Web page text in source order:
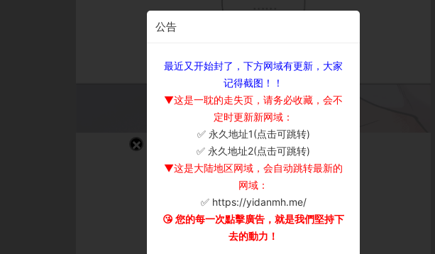
公告
最近又开始封了，下方网域有更新，大家
记得截图！！
▼这是一耽的走失页，请务必收藏，会不
定时更新新网域：
✅ 永久地址1(点击可跳转)
✅ 永久地址2(点击可跳转)
▼这是大陆地区网域，会自动跳转最新的
网域：
✅ https://yidanmh.me/
😘 您的每一次點擊廣告，就是我們堅持下
去的動力！
×